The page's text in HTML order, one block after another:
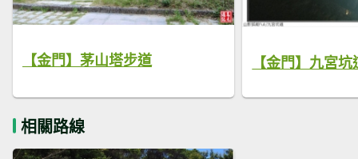
【金門】茅山塔步道 【金門】九宮
相關路線